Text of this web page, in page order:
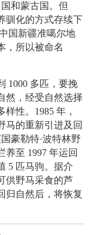
和蒙古国。但
驯化的方式存续下
国新疆准噶尔地
，所以被命名
多匹，要挽
然，经受自然选择
性。1985 年，
马的重新引进及回
豪勒特·波特林野
至 1997 年运回
5 匹马驹。据介
供野马采食的芦
归自然后，将恢复